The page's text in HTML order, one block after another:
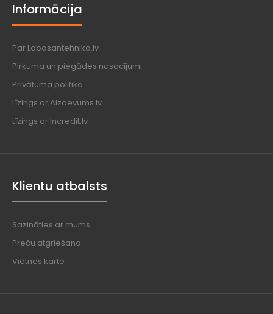
Informācija
Par Labasantehnika.lv
Pirkuma un piegādes nosacījumi
Privātuma politika
Līzings ar Aizdevums.lv
Līzings ar Incredit.lv
Klientu atbalsts
Sazināties ar mums
Preču atgriešana
Vietnes karte